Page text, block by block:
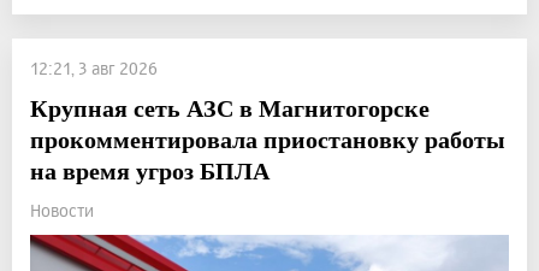
12:21, 3 авг 2026
Крупная сеть АЗС в Магнитогорске
прокомментировала приостановку работы
на время угроз БПЛА
Новости